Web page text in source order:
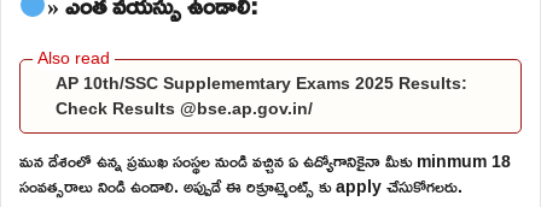
AP 10th/SSC Supplememtary Exams 2025 Results:
Check Results @bse.ap.gov.in/
మన దేశంలో ఉన్న ప్రముఖ సంస్థల నుండి వచ్చిన ఏ ఉద్యోగానికైనా మీకు minmum 18
సంవత్సరాలు నిండి ఉండాలి. అప్పుడే ఈ రిక్రూట్మెంట్స్ కు apply చేసుకోగలరు.